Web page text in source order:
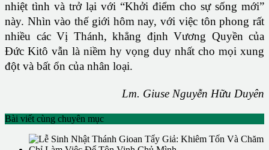
nhiệt tình và trở lại với “Khởi điểm cho sự sống mới”
này. Nhìn vào thế giới hôm nay, với việc tôn phong rất
nhiều các Vị Thánh, khẳng định Vương Quyền của
Đức Kitô vẫn là niềm hy vọng duy nhất cho mọi xung
đột và bất ổn của nhân loại.
Lm. Giuse Nguyễn Hữu Duyên
Bài viết cùng chuyên mục